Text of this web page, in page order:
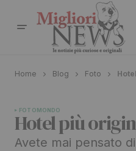
Home Blog Foto
FOTOMONDO
Hotel più
Avete mai pensato